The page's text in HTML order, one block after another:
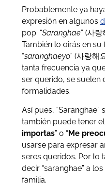
Probablemente ya
expresión en algunos
pop. “Saranghae” (사
También lo oirás en
“saranghaeyo” (사랑해
tanta frecuencia ya
ser querido, se suelen
formalidades.
Así pues, “Saranghae”
también puede tener
importas” o “Me
usarse para expresar
seres queridos. Por lo
decir “saranghae” a
familia.